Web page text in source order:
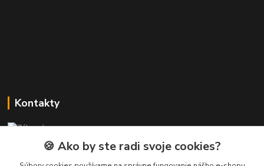
Kontakty
+421 911 010 560
Po-Pia, 13-17 hod.
🍪 Ako by ste radi svoje cookies?